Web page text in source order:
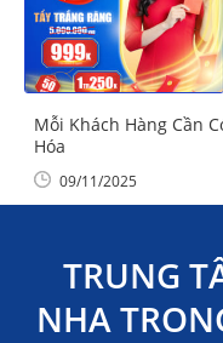
Mỗi Khách Hàng Cần
Hóa
09/11/2025
TRUNG
NHA